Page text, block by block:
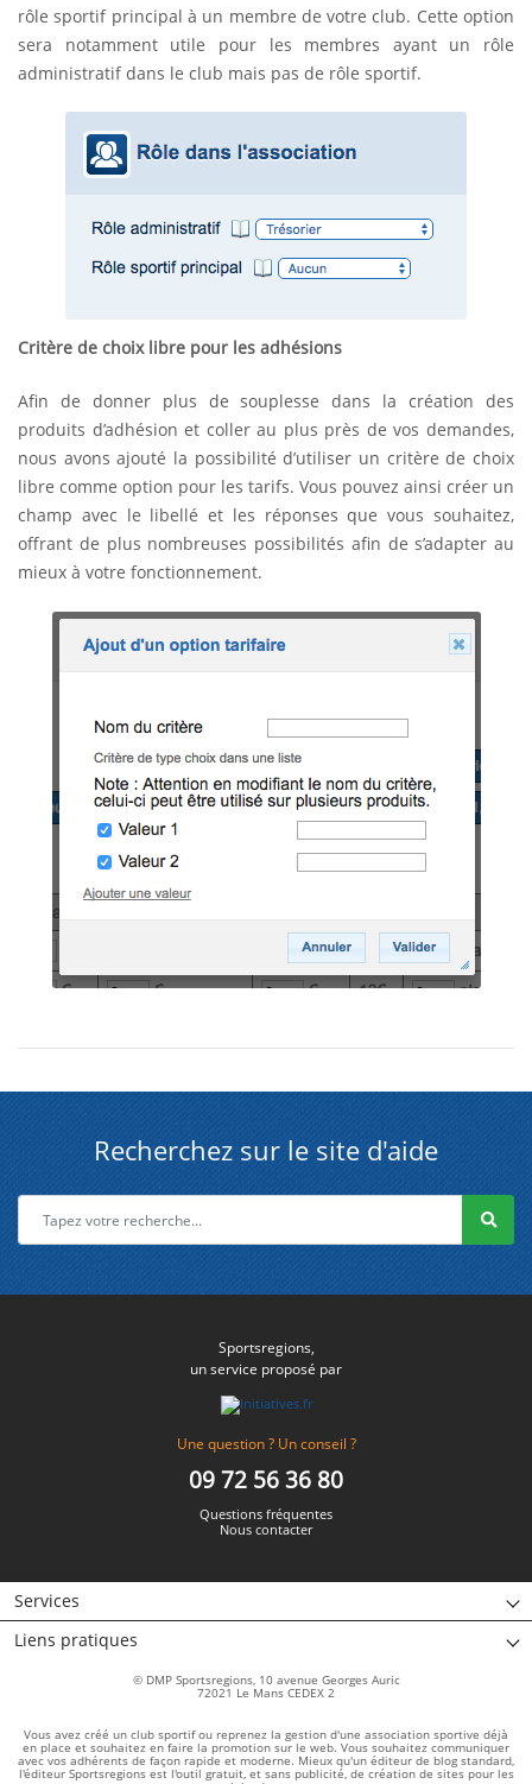
rôle sportif principal à un membre de votre club. Cette option
sera notamment utile pour les membres ayant un rôle
administratif dans le club mais pas de rôle sportif.
Critère de choix libre pour les adhésions
Afin de donner plus de souplesse dans la création des
produits d’adhésion et coller au plus près de vos demandes,
nous avons ajouté la possibilité d’utiliser un critère de choix
libre comme option pour les tarifs. Vous pouvez ainsi créer un
champ avec le libellé et les réponses que vous souhaitez,
offrant de plus nombreuses possibilités afin de s’adapter au
mieux à votre fonctionnement.
Recherchez sur le site d'aide
Sportsregions,
un service proposé par
Une question ? Un conseil ?
09 72 56 36 80
Questions fréquentes
Nous contacter
Services
Liens pratiques
© DMP Sportsregions, 10 avenue Georges Auric
72021 Le Mans CEDEX 2
Vous avez créé un club sportif ou reprenez la gestion d'une association sportive déjà
en place et souhaitez en faire la promotion sur le web. Vous souhaitez communiquer
avec vos adhérents de façon rapide et moderne. Mieux qu'un éditeur de blog standard,
l'éditeur Sportsregions est l'outil gratuit, et sans publicité, de création de sites pour les